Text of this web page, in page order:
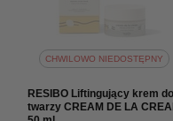
CHWILOWO NIEDOSTĘPNY
RESIBO Liftingujący krem do
twarzy CREAM DE LA